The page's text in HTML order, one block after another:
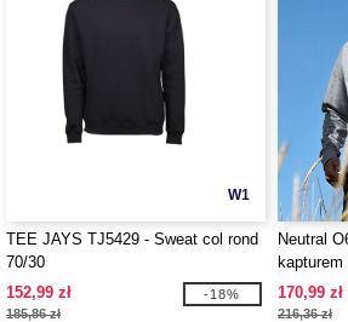
W1
TEE JAYS TJ5429 - Sweat col rond
70/30
152,99 zł
185,86 zł
-18%
Neutral
kapturem
170,99 zł
216,36 zł